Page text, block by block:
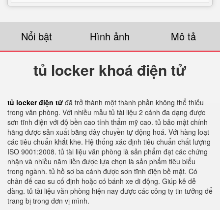
Nổi bật Hình ảnh Mô tả
tủ locker khoá điện tử
tủ locker điện tử đã trở thành một thành phần không thể thiếu
trong văn phòng. Với nhiều mẫu tủ tài liệu 2 cánh đa dạng được
sơn tĩnh điện với độ bền cao tính thẩm mỹ cao. tủ bảo mật chính
hãng được sản xuất bằng dây chuyền tự động hoá. Với hàng loạt
các tiêu chuẩn khắt khe. Hệ thống xác định tiêu chuẩn chất lượng
ISO 9001:2008. tủ tài liệu văn phòng là sản phẩm đạt các chứng
nhận và nhiều năm liền được lựa chọn là sản phẩm tiêu biểu
trong ngành. tủ hồ sơ ba cánh được sơn tĩnh điện bề mặt. Có
chân đế cao su cố định hoặc có bánh xe di động. Giúp kê dễ
dàng. tủ tài liệu văn phòng hiện nay được các công ty tin tưởng để
trang bị trong đơn vị mình.